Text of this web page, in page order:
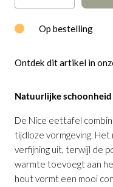
Op bestelling
Ontdek dit artikel in
Natuurlijke
De Nice eettafel
tijdloze vormgeving.
verfijning uit, terwijl de
warmte toevoegt aan
hout vormt een mooi